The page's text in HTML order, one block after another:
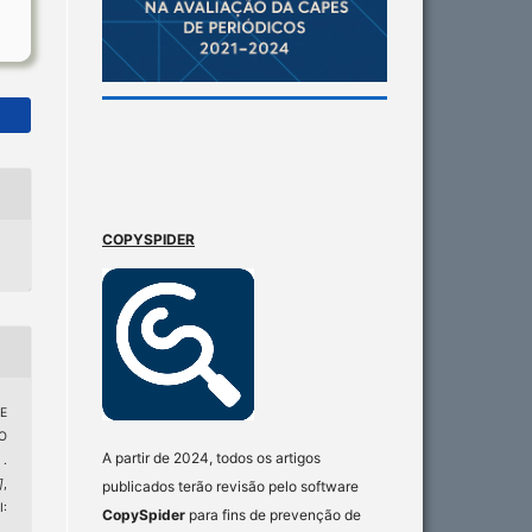
.
,
COPYSPIDER
A partir de 2024, todos os artigos
publicados terão revisão pelo software
CopySpider para fins de prevenção de